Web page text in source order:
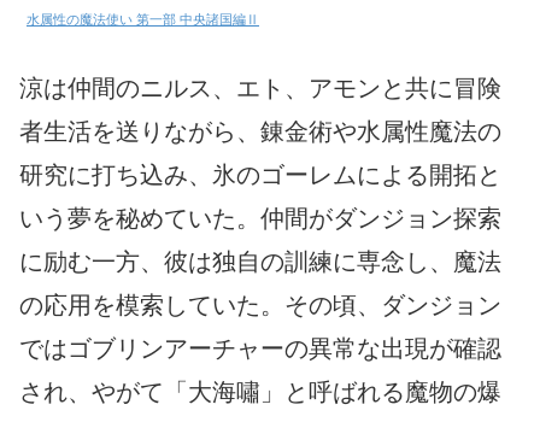
水属性の魔法使い 第一部 中央諸国編Ⅱ
涼は仲間のニルス、エト、アモンと共に冒険
者生活を送りながら、錬金術や水属性魔法の
研究に打ち込み、氷のゴーレムによる開拓と
いう夢を秘めていた。仲間がダンジョン探索
に励む一方、彼は独自の訓練に専念し、魔法
の応用を模索していた。その頃、ダンジョン
ではゴブリンアーチャーの異常な出現が確認
され、やがて「大海嘯」と呼ばれる魔物の爆